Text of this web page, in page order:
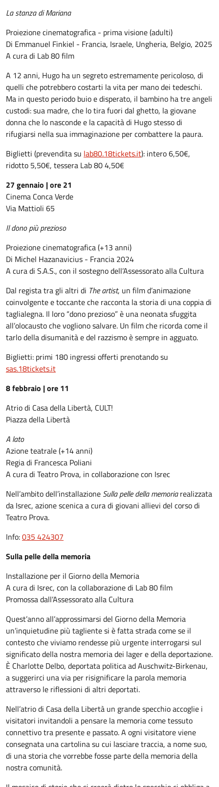
La stanza di Mariana
Proiezione cinematografica - prima visione (adulti)
Di Emmanuel Finkiel - Francia, Israele, Ungheria, Belgio, 2025
A cura di Lab 80 film
A 12 anni, Hugo ha un segreto estremamente pericoloso, di
quelli che potrebbero costarti la vita per mano dei tedeschi.
Ma in questo periodo buio e disperato, il bambino ha tre angeli
custodi: sua madre, che lo tira fuori dal ghetto, la giovane
donna che lo nasconde e la capacità di Hugo stesso di
rifugiarsi nella sua immaginazione per combattere la paura.
Biglietti (prevendita su lab80.18tickets.it): intero 6,50€,
ridotto 5,50€, tessera Lab 80 4,50€
27 gennaio | ore 21
Cinema Conca Verde
Via Mattioli 65
Il dono più prezioso
Proiezione cinematografica (+13 anni)
Di Michel Hazanavicius - Francia 2024
A cura di S.A.S., con il sostegno dell’Assessorato alla Cultura
Dal regista tra gli altri di The artist, un film d’animazione
coinvolgente e toccante che racconta la storia di una coppia di
taglialegna. Il loro “dono prezioso” è una neonata sfuggita
all’olocausto che vogliono salvare. Un film che ricorda come il
tarlo della disumanità e del razzismo è sempre in agguato.
Biglietti: primi 180 ingressi offerti prenotando su
sas.18tickets.it
8 febbraio | ore 11
Atrio di Casa della Libertà, CULT!
Piazza della Libertà
A lato
Azione teatrale (+14 anni)
Regia di Francesca Poliani
A cura di Teatro Prova, in collaborazione con Isrec
Nell’ambito dell’installazione Sulla pelle della memoriarealizzata
da Isrec, azione scenica a cura di giovani allievi del corso di
Teatro Prova.
Info:035 424307
Sulla pelle della memoria
Installazione per il Giorno della Memoria
A cura di Isrec, con la collaborazione di Lab 80 film
Promossa dall’Assessorato alla Cultura
Quest’anno all’approssimarsi del Giorno della Memoria
un’inquietudine più tagliente si è fatta strada come se il
contesto che viviamo rendesse più urgente interrogarsi sul
significato della nostra memoria dei lager e della deportazione.
È Charlotte Delbo, deportata politica ad Auschwitz-Birkenau,
a suggerirci una via per risignificare la parola memoria
attraverso le riflessioni di altri deportati.
Nell’atrio di Casa della Libertà un grande specchio accoglie i
visitatori invitandoli a pensare la memoria come tessuto
connettivo tra presente e passato. A ogni visitatore viene
consegnata una cartolina su cui lasciare traccia, a nome suo,
di una storia che vorrebbe fosse parte della memoria della
nostra comunità.